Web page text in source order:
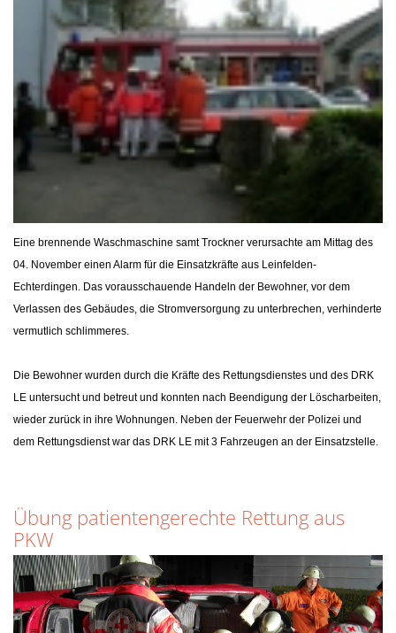
Eine brennende Waschmaschine samt Trockner verursachte am Mittag des
04. November einen Alarm für die Einsatzkräfte aus Leinfelden-
Echterdingen. Das vorausschauende Handeln der Bewohner, vor dem
Verlassen des Gebäudes, die Stromversorgung zu unterbrechen, verhinderte
vermutlich schlimmeres.
Die Bewohner wurden durch die Kräfte des Rettungsdienstes und des DRK
LE untersucht und betreut und konnten nach Beendigung der Löscharbeiten,
wieder zurück in ihre Wohnungen. Neben der Feuerwehr der Polizei und
dem Rettungsdienst war das DRK LE mit 3 Fahrzeugen an der Einsatzstelle.
Übung patientengerechte Rettung aus
PKW